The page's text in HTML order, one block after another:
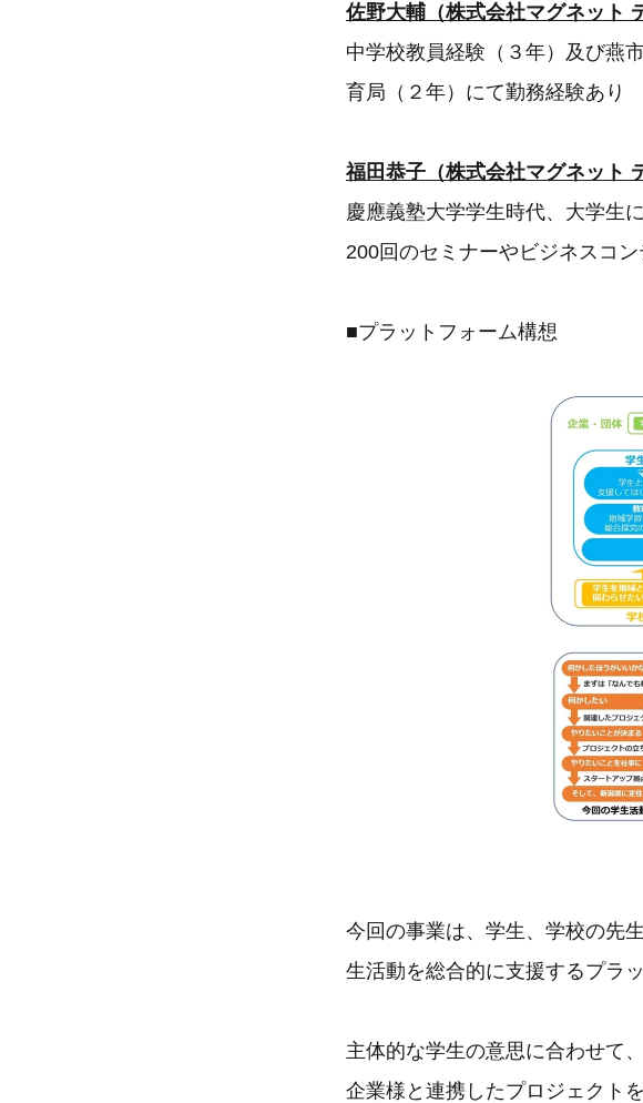
佐野大輔（株式会社マグネット
中学校教員経験（３年）及び燕
育局（２年）にて勤務経験あり
福田恭子（株式会社マグネット
慶應義塾大学学生時代、大学生
200回のセミナーやビジネスコ
■プラットフォーム構想
今回の事業は、学生、学校の先
生活動を総合的に支援するプラ
主体的な学生の意思に合わせて
企業様と連携したプロジェクト